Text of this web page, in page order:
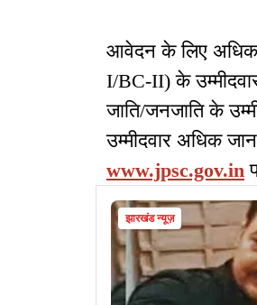
आवेदन के लिए
I/BC-II) के
जाति/जनजाति के
उम्मीदवार अधिक
www.jpsc.gov.in
झारखंड न्यूज़